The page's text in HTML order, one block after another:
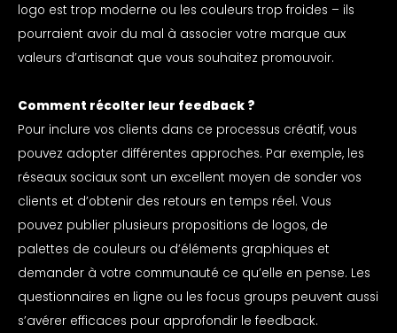
logo est trop moderne ou les couleurs trop froides – ils
pourraient avoir du mal à associer votre marque aux
valeurs d’artisanat que vous souhaitez promouvoir.
Comment récolter leur feedback ?
Pour inclure vos clients dans ce processus créatif, vous
pouvez adopter différentes approches. Par exemple, les
réseaux sociaux sont un excellent moyen de sonder vos
clients et d’obtenir des retours en temps réel. Vous
pouvez publier plusieurs propositions de logos, de
palettes de couleurs ou d’éléments graphiques et
demander à votre communauté ce qu’elle en pense. Les
questionnaires en ligne ou les focus groups peuvent aussi
s’avérer efficaces pour approfondir le feedback.